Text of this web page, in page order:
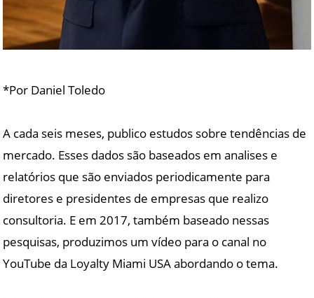
*Por Daniel Toledo
A cada seis meses, publico estudos sobre tendências de
mercado. Esses dados são baseados em analises e
relatórios que são enviados periodicamente para
diretores e presidentes de empresas que realizo
consultoria. E em 2017, também baseado nessas
pesquisas, produzimos um vídeo para o canal no
YouTube da Loyalty Miami USA abordando o tema.